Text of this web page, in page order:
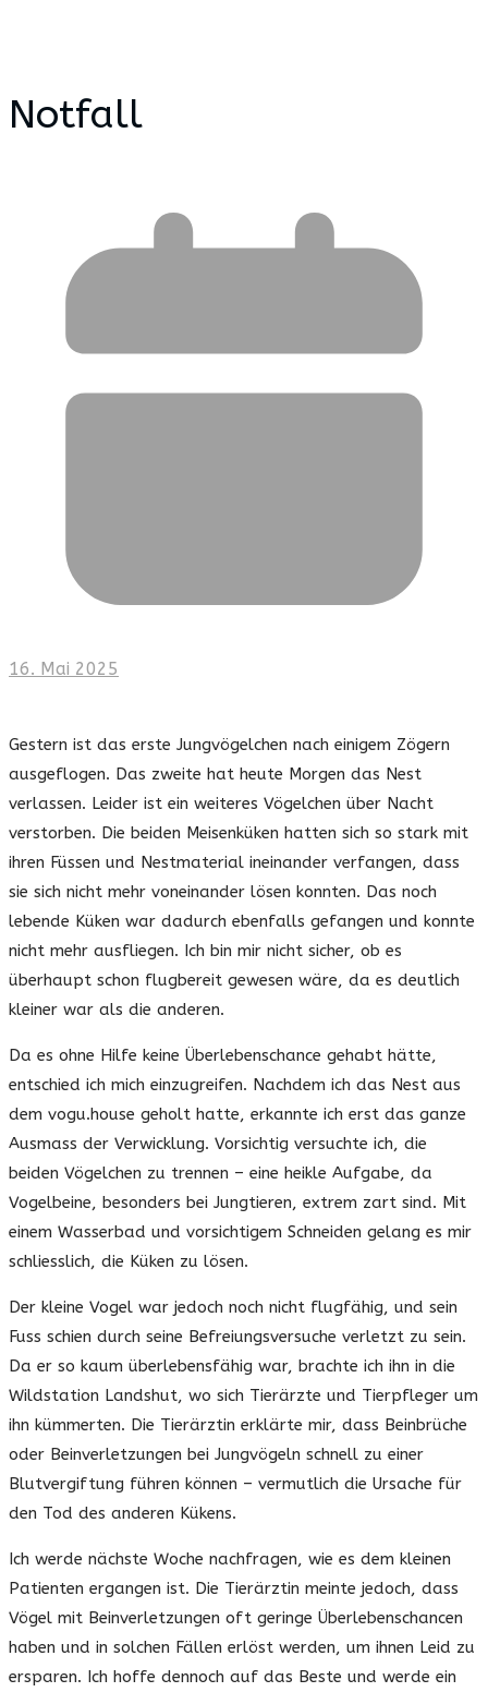
Notfall
16. Mai 2025
Gestern ist das erste Jungvögelchen nach einigem Zögern
ausgeflogen. Das zweite hat heute Morgen das Nest
verlassen. Leider ist ein weiteres Vögelchen über Nacht
verstorben. Die beiden Meisenküken hatten sich so stark mit
ihren Füssen und Nestmaterial ineinander verfangen, dass
sie sich nicht mehr voneinander lösen konnten. Das noch
lebende Küken war dadurch ebenfalls gefangen und konnte
nicht mehr ausfliegen. Ich bin mir nicht sicher, ob es
überhaupt schon flugbereit gewesen wäre, da es deutlich
kleiner war als die anderen.
Da es ohne Hilfe keine Überlebenschance gehabt hätte,
entschied ich mich einzugreifen. Nachdem ich das Nest aus
dem vogu.house geholt hatte, erkannte ich erst das ganze
Ausmass der Verwicklung. Vorsichtig versuchte ich, die
beiden Vögelchen zu trennen – eine heikle Aufgabe, da
Vogelbeine, besonders bei Jungtieren, extrem zart sind. Mit
einem Wasserbad und vorsichtigem Schneiden gelang es mir
schliesslich, die Küken zu lösen.
Der kleine Vogel war jedoch noch nicht flugfähig, und sein
Fuss schien durch seine Befreiungsversuche verletzt zu sein.
Da er so kaum überlebensfähig war, brachte ich ihn in die
Wildstation Landshut, wo sich Tierärzte und Tierpfleger um
ihn kümmerten. Die Tierärztin erklärte mir, dass Beinbrüche
oder Beinverletzungen bei Jungvögeln schnell zu einer
Blutvergiftung führen können – vermutlich die Ursache für
den Tod des anderen Kükens.
Ich werde nächste Woche nachfragen, wie es dem kleinen
Patienten ergangen ist. Die Tierärztin meinte jedoch, dass
Vögel mit Beinverletzungen oft geringe Überlebenschancen
haben und in solchen Fällen erlöst werden, um ihnen Leid zu
ersparen. Ich hoffe dennoch auf das Beste und werde ein